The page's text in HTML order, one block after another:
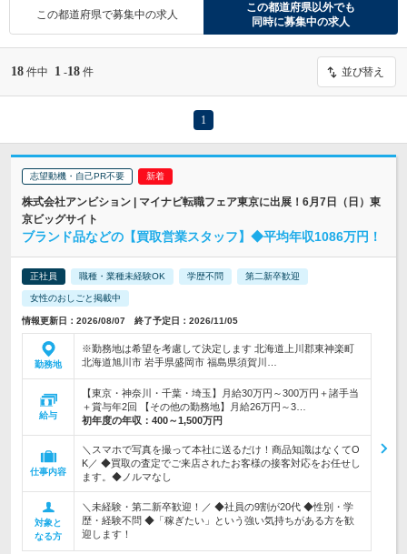
この都道府県で募集中の求人
この都道府県以外でも
同時に募集中の求人
18 件中 1 -18 件 並び替え
1
志望動機・自己PR不要
株式会社アンビション | マイナビ転職フェア東京に出展！6月7日（日）東
京ビッグサイト
ブランド品などの【買取営業スタッフ】◆平均年収1086万円！
正社員 職種・業種未経験OK 学歴不問 第二新卒歓迎
女性のおしごと掲載中
情報更新日：2026/08/07 終了予定日：2026/11/05
勤務地
※勤務地は希望を考慮して決定します 北海道上川郡東神楽町
北海道旭川市 岩手県盛岡市 福島県須賀川…
給与
【東京・神奈川・千葉・埼玉】月給30万円～300万円＋諸手当
＋賞与年2回 【その他の勤務地】月給26万円～3…
初年度の年収： 400～1,500万円
仕事内容
＼スマホで写真を撮って本社に送るだけ！商品知識はなくてO
K／ ◆買取の査定でご来店されたお客様の接客対応をお任せし
ます。◆ノルマなし
対象と
なる方
＼未経験・第二新卒歓迎！／ ◆社員の9割が20代 ◆性別・学
歴・経験不問 ◆「稼ぎたい」という強い気持ちがある方を歓
迎します！